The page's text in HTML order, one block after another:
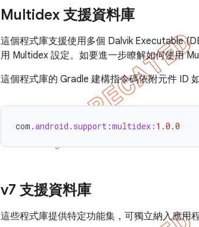
Multidex 支援資料庫
這個程式庫支援使用多個 Dalvik Executable
用 Multidex 設定。如要進一步瞭解如何使用
這個程式庫的 Gradle 建構指令碼依附元件 ID
com .android . support :multidex: 1.0 .0
v7 支援資料庫
這些程式庫提供特定功能集，可獨立納入應用程